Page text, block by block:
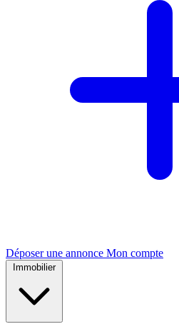
Déposer une annonce Mon compte
Immobilier